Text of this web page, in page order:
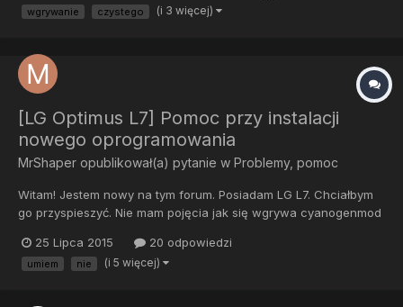
problemy podczas instalacji. W razie czego piszcie i...
wgrywanie czystego (i 3 więcej)
[LG Optimus L7] Pomoc przy instalacji
nowego oprogramowania
MrShaper opublikował(a) pytanie w Problemy, pomoc
Witam! Jestem nowy na tym forum. Posiadam LG L7. Chciałbym
go przyspieszyć. Nie mam pojęcia jak się wgrywa cyanogenmod
aplikacją Kingo root. Pobrałem też ze sklepu play apkę : root
booster. Raczej nie umiem wgrać nowego systemu. Ktoś m...
25 Lipca 2015 20 odpowiedzi
umiem nie (i 5 więcej)